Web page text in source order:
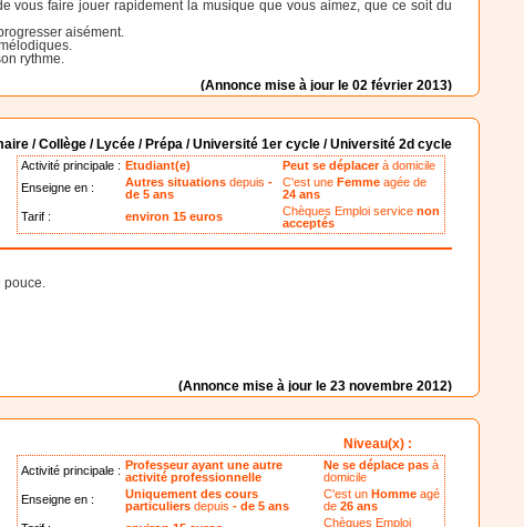
vous faire jouer rapidement la musique que vous aimez, que ce soit du
aisément.
rythme.
(Annonce mise à jour le 02 février 2013)
/ Collège / Lycée / Prépa / Université 1er cycle / Université 2d cycle
Activité principale : Etudiant(e) Peut se déplacerà domicile
Enseigne en :
Autres situations depuis-
de 5 ans
C'est uneFemme agée de
24 ans
Tarif :
environ 15 euros Chèques Emploi servicenon
acceptés
(Annonce mise à jour le 23 novembre 2012)
Niveau(x) :
Activité principale : Professeur ayant une autre
activité professionnelle
Ne se déplace pas à
domicile
Enseigne en :
Uniquement des cours
particuliers depuis- de 5 ans
C'est unHomme agé
de26 ans
Chèques Emploi